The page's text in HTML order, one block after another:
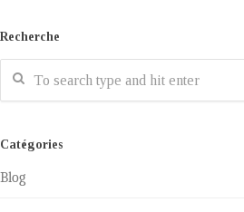
Recherche
Catégories
Blog